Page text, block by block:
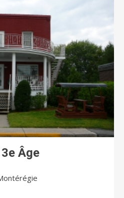
vos besoins. Nos
sauront combler vos
et attentionnée
De plus, plusieurs
meublés vous sont
vos nécessités en habitation.
de l’esprit ! Les
plus que de simples
Âge